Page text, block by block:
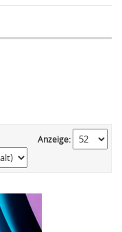
Anzeige: